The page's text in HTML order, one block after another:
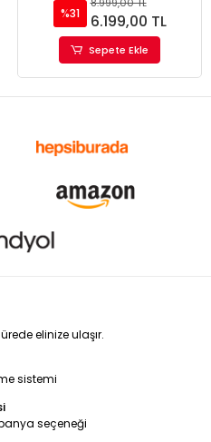
%31 6.199,00 TL
Sepete Ekle
elinize ulaşır.
sistemi
seçeneği